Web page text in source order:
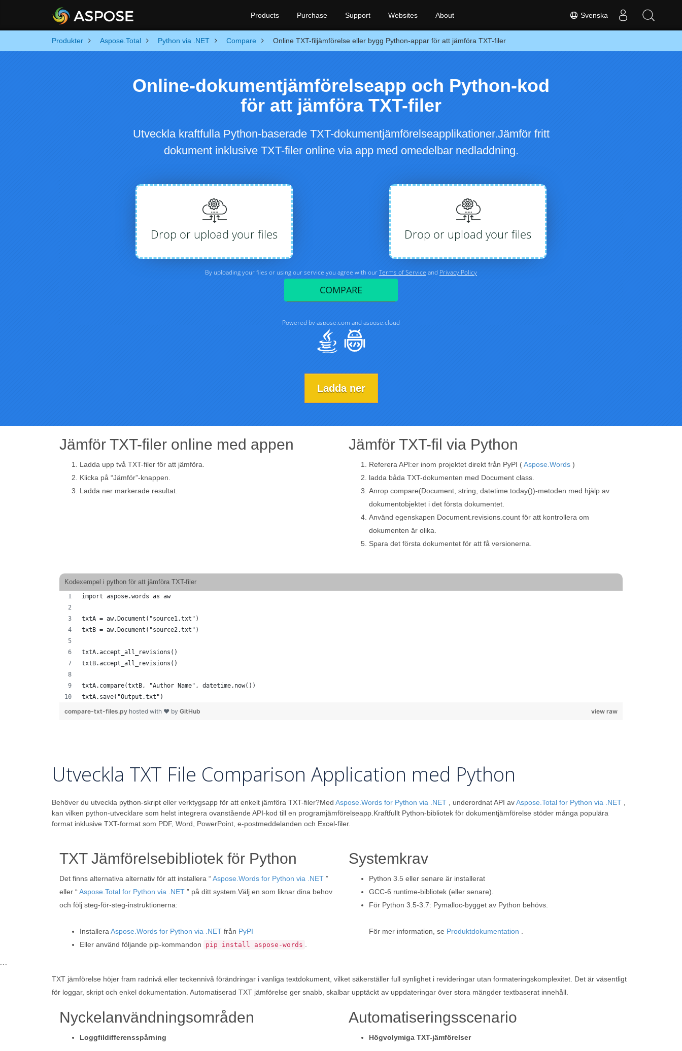
Svenska
Products Purchase Support Websites About
Produkter Aspose.Total Python via .NET Compare Online TXT-filjämförelse eller bygg Python-appar för att jämföra TXT-filer
Online-dokumentjämförelseapp och Python-kod
för att jämföra TXT-filer
Utveckla kraftfulla Python-baserade TXT-dokumentjämförelseapplikationer.Jämför fritt
dokument inklusive TXT-filer online via app med omedelbar nedladdning.
Ladda ner
Jämför TXT-filer online med appen
Ladda upp två TXT-filer för att jämföra.
Klicka på “Jämför”-knappen.
Ladda ner markerade resultat.
Jämför TXT-fil via Python
Referera API:er inom projektet direkt från PyPI (Aspose.Words )
ladda båda TXT-dokumenten med Document class.
Anrop compare(Document, string, datetime.today())-metoden med hjälp av
dokumentobjektet i det första dokumentet.
Använd egenskapen Document.revisions.count för att kontrollera om
dokumenten är olika.
Spara det första dokumentet för att få versionerna.
Kodexempel i python för att jämföra TXT-filer
import aspose.words as aw
txtA = aw.Document("source1.txt")
txtB = aw.Document("source2.txt")
txtA.accept_all_revisions()
txtB.accept_all_revisions()
txtA.compare(txtB, "Author Name", datetime.now())
txtA.save("Output.txt")
view raw
compare-txt-files.py hosted with ❤ by GitHub
Utveckla TXT File Comparison Application med Python
Behöver du utveckla python-skript eller verktygsapp för att enkelt jämföra TXT-filer?Med Aspose.Words for Python via .NET , underordnat API avAspose.Total for Python via .NET
kan vilken python-utvecklare som helst integrera ovanstående API-kod till en programjämförelseapp.Kraftfullt Python-bibliotek för dokumentjämförelse stöder många populära
format inklusive TXT-format som PDF, Word, PowerPoint, e-postmeddelanden och Excel-filer.
TXT Jämförelsebibliotek för Python
Det finns alternativa alternativ för att installera “ Aspose.Words for Python via .NET ”
eller “ Aspose.Total for Python via .NET ” på ditt system.Välj en som liknar dina behov
och följ steg-för-steg-instruktionerna:
Installera Aspose.Words for Python via .NET från PyPI
Eller använd följande pip-kommandon
pip install aspose-words
Systemkrav
Python 3.5 eller senare är installerat
GCC-6 runtime-bibliotek (eller senare).
För Python 3.5-3.7: Pymalloc-bygget av Python behövs.
För mer information, se Produktdokumentation
```
TXT jämförelse höjer fram radnivå eller teckennivå förändringar i vanliga textdokument, vilket säkerställer full synlighet i revideringar utan formateringskomplexitet. Det är väsentligt
för loggar, skript och enkel dokumentation. Automatiserad TXT jämförelse ger snabb, skalbar upptäckt av uppdateringar över stora mängder textbaserat innehåll.
Nyckelanvändningsområden
Loggfildifferensspårning
Automatiseringsscenario
Högvolymiga TXT-jämförelser